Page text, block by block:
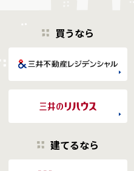
買うなら
建てるなら